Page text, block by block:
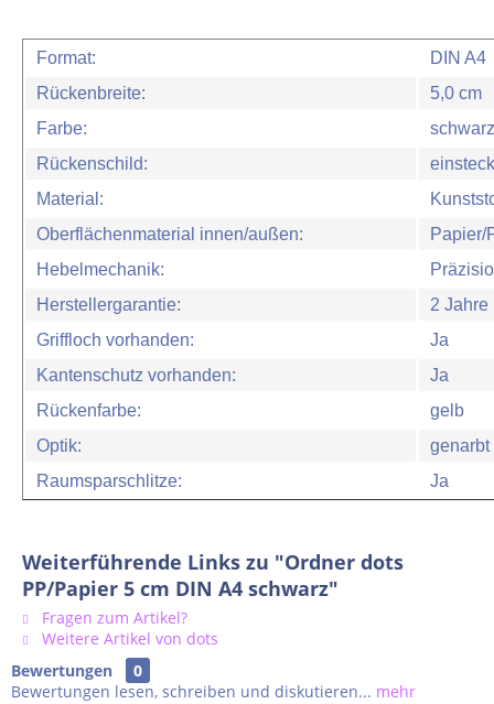
Format:
DIN A4
Rückenbreite:
5,0 cm
Farbe:
schwarz
Rückenschild:
Material:
Oberflächenmaterial innen/außen:
Papier/
Hebelmechanik:
Herstellergarantie:
2 Jahre
Griffloch vorhanden:
Ja
Kantenschutz vorhanden:
Ja
Rückenfarbe:
gelb
Optik:
genarbt
Raumsparschlitze:
Ja
Weiterführende Links zu "Ordner dots
PP/Papier 5 cm DIN A4 schwarz"
Fragen zum Artikel?
Weitere Artikel von dots
Bewertungen
0
Bewertungen lesen, schreiben und diskutieren... mehr